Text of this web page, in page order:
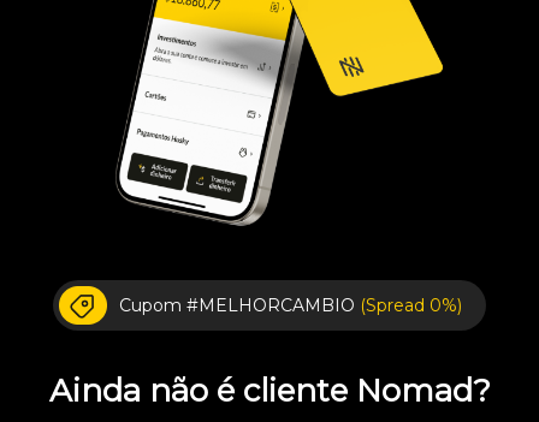
Cupom #MELHORCAMBIO (Spread 0%)
Ainda não é cliente Nomad?